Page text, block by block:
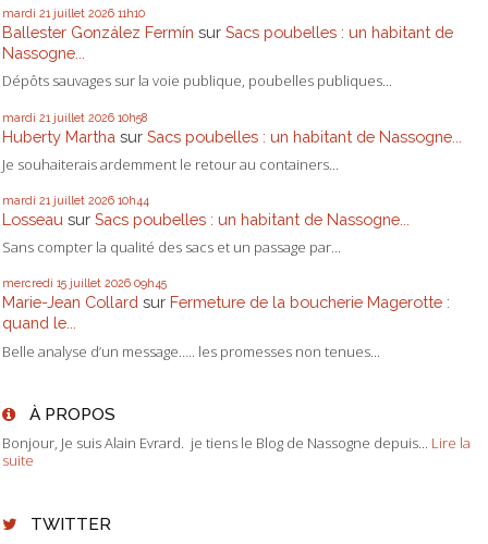
mardi 21 juillet 2026 11h10
Ballester González Fermín sur Sacs poubelles : un habitant de
Nassogne...
Dépôts sauvages sur la voie publique, poubelles publiques...
mardi 21 juillet 2026 10h58
Huberty Martha sur Sacs poubelles : un habitant de Nassogne...
Je souhaiterais ardemment le retour au containers...
mardi 21 juillet 2026 10h44
Losseau sur Sacs poubelles : un habitant de Nassogne...
Sans compter la qualité des sacs et un passage par...
mercredi 15 juillet 2026 09h45
Marie-Jean Collard sur Fermeture de la boucherie Magerotte :
quand le...
Belle analyse d’un message….. les promesses non tenues...
À PROPOS
Bonjour, Je suis Alain Evrard. je tiens le Blog de Nassogne depuis... Lire la
suite
TWITTER